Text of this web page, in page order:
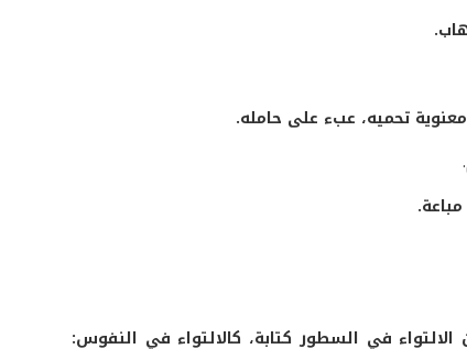
تحميه، عبء على حامله.
في السطور كتابة، كالالتواء في النفوس: